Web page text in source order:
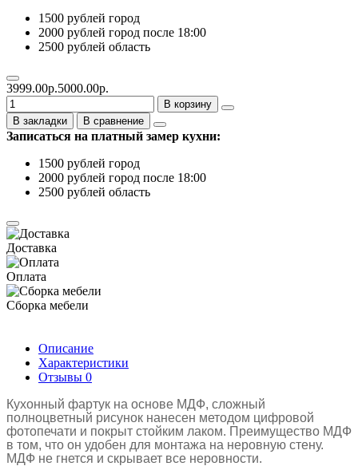
1500 рублей город
2000 рублей город после 18:00
2500 рублей область
3999.00р.5000.00р.
В корзину
В закладки
В сравнение
Записаться на платный замер кухни:
1500 рублей город
2000 рублей город после 18:00
2500 рублей область
Доставка
Оплата
Сборка мебели
Описание
Характеристики
Отзывы 0
Кухонный фартук на основе МДФ, сложный
полноцветный рисунок нанесен методом цифровой
фотопечати и покрыт стойким лаком. Преимущество МДФ
в том, что он удобен для монтажа на неровную стену.
МДФ не гнется и скрывает все неровности.